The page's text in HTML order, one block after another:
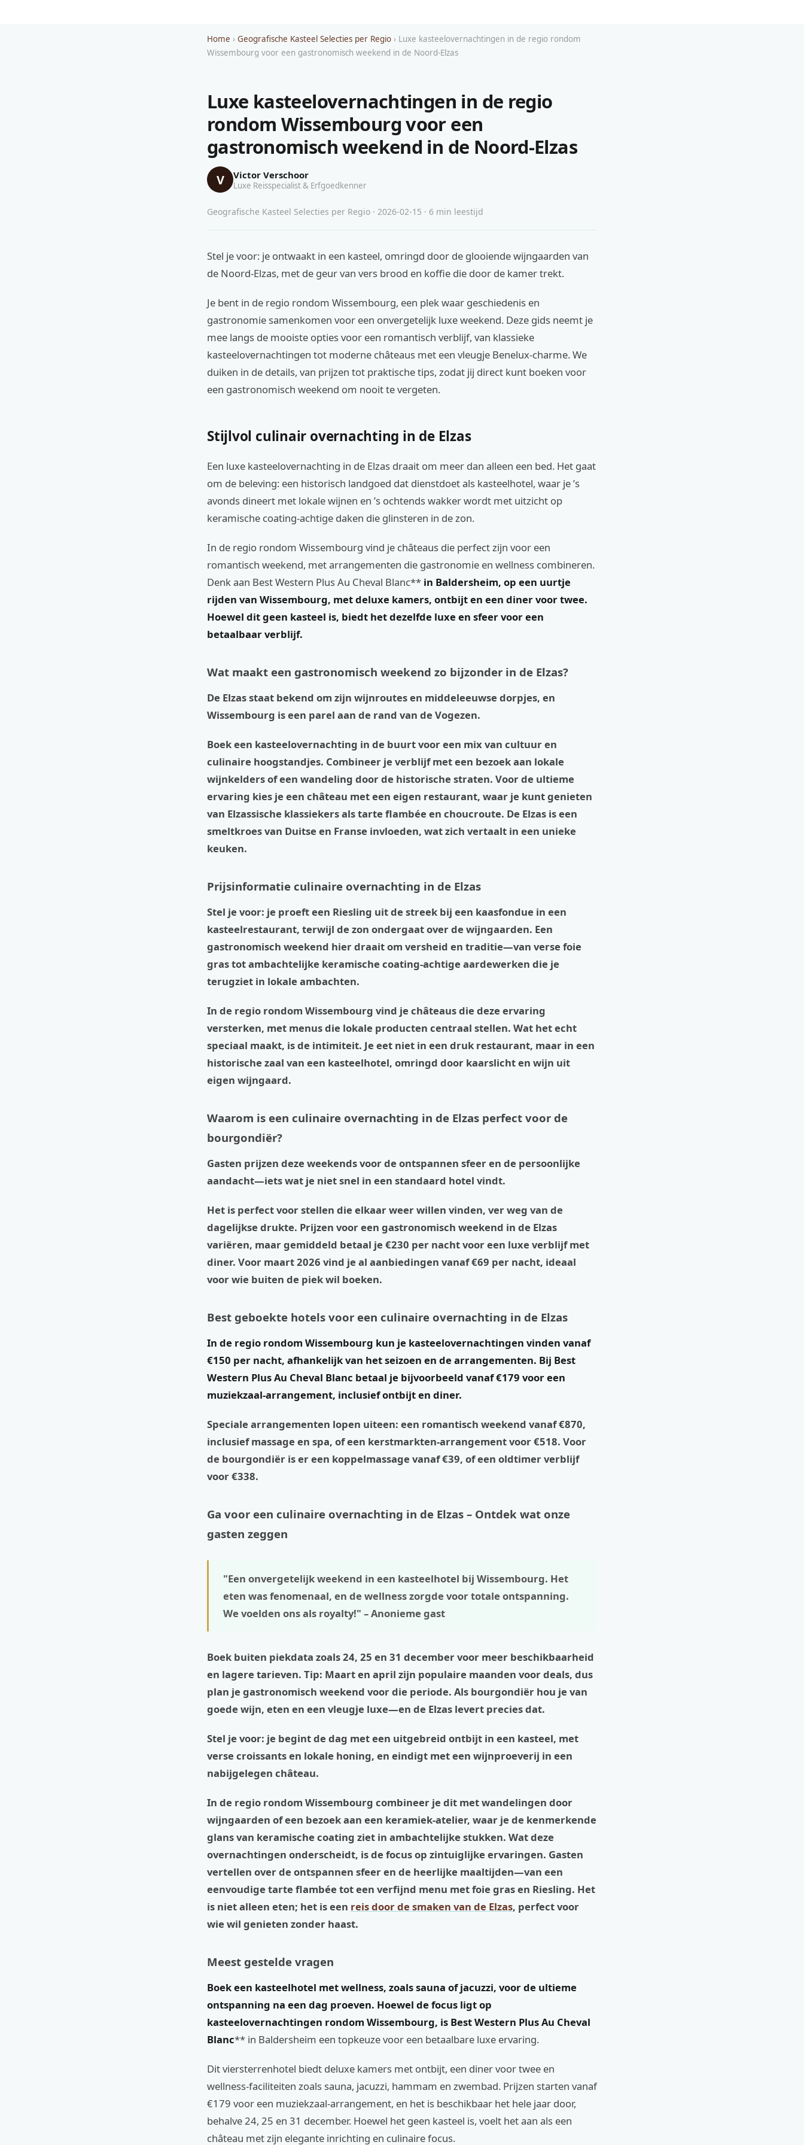
Home › Geografische Kasteel Selecties per Regio › Luxe kasteelovernachtingen in de regio rondom
Wissembourg voor een gastronomisch weekend in de Noord-Elzas
Luxe kasteelovernachtingen in de regio
rondom Wissembourg voor een
gastronomisch weekend in de Noord-Elzas
V Victor Verschoor
Luxe Reisspecialist & Erfgoedkenner
Geografische Kasteel Selecties per Regio · 2026-02-15 · 6 min leestijd
Stel je voor: je ontwaakt in een kasteel, omringd door de glooiende wijngaarden van
de Noord-Elzas, met de geur van vers brood en koffie die door de kamer trekt.
Je bent in de regio rondom Wissembourg, een plek waar geschiedenis en
gastronomie samenkomen voor een onvergetelijk luxe weekend. Deze gids neemt je
mee langs de mooiste opties voor een romantisch verblijf, van klassieke
kasteelovernachtingen tot moderne châteaus met een vleugje Benelux-charme. We
duiken in de details, van prijzen tot praktische tips, zodat jij direct kunt boeken voor
een gastronomisch weekend om nooit te vergeten.
Stijlvol culinair overnachting in de Elzas
Een luxe kasteelovernachting in de Elzas draait om meer dan alleen een bed. Het gaat
om de beleving: een historisch landgoed dat dienstdoet als kasteelhotel, waar je ’s
avonds dineert met lokale wijnen en ’s ochtends wakker wordt met uitzicht op
keramische coating-achtige daken die glinsteren in de zon.
In de regio rondom Wissembourg vind je châteaus die perfect zijn voor een
romantisch weekend, met arrangementen die gastronomie en wellness combineren.
Denk aan Best Western Plus Au Cheval Blanc** in Baldersheim, op een uurtje
rijden van Wissembourg, met deluxe kamers, ontbijt en een diner voor twee.
Hoewel dit geen kasteel is, biedt het dezelfde luxe en sfeer voor een
betaalbaar verblijf.
Wat maakt een gastronomisch weekend zo bijzonder in de Elzas?
De Elzas staat bekend om zijn wijnroutes en middeleeuwse dorpjes, en
Wissembourg is een parel aan de rand van de Vogezen.
Boek een kasteelovernachting in de buurt voor een mix van cultuur en
culinaire hoogstandjes. Combineer je verblijf met een bezoek aan lokale
wijnkelders of een wandeling door de historische straten. Voor de ultieme
ervaring kies je een château met een eigen restaurant, waar je kunt genieten
van Elzassische klassiekers als tarte flambée en choucroute. De Elzas is een
smeltkroes van Duitse en Franse invloeden, wat zich vertaalt in een unieke
keuken.
Prijsinformatie culinaire overnachting in de Elzas
Stel je voor: je proeft een Riesling uit de streek bij een kaasfondue in een
kasteelrestaurant, terwijl de zon ondergaat over de wijngaarden. Een
gastronomisch weekend hier draait om versheid en traditie—van verse foie
gras tot ambachtelijke keramische coating-achtige aardewerken die je
terugziet in lokale ambachten.
In de regio rondom Wissembourg vind je châteaus die deze ervaring
versterken, met menus die lokale producten centraal stellen. Wat het echt
speciaal maakt, is de intimiteit. Je eet niet in een druk restaurant, maar in een
historische zaal van een kasteelhotel, omringd door kaarslicht en wijn uit
eigen wijngaard.
Waarom is een culinaire overnachting in de Elzas perfect voor de
bourgondiër?
Gasten prijzen deze weekends voor de ontspannen sfeer en de persoonlijke
aandacht—iets wat je niet snel in een standaard hotel vindt.
Het is perfect voor stellen die elkaar weer willen vinden, ver weg van de
dagelijkse drukte. Prijzen voor een gastronomisch weekend in de Elzas
variëren, maar gemiddeld betaal je €230 per nacht voor een luxe verblijf met
diner. Voor maart 2026 vind je al aanbiedingen vanaf €69 per nacht, ideaal
voor wie buiten de piek wil boeken.
Best geboekte hotels voor een culinaire overnachting in de Elzas
In de regio rondom Wissembourg kun je kasteelovernachtingen vinden vanaf
€150 per nacht, afhankelijk van het seizoen en de arrangementen. Bij Best
Western Plus Au Cheval Blanc betaal je bijvoorbeeld vanaf €179 voor een
muziekzaal-arrangement, inclusief ontbijt en diner.
Speciale arrangementen lopen uiteen: een romantisch weekend vanaf €870,
inclusief massage en spa, of een kerstmarkten-arrangement voor €518. Voor
de bourgondiër is er een koppelmassage vanaf €39, of een oldtimer verblijf
voor €338.
Ga voor een culinaire overnachting in de Elzas – Ontdek wat onze
gasten zeggen
"Een onvergetelijk weekend in een kasteelhotel bij Wissembourg. Het
eten was fenomenaal, en de wellness zorgde voor totale ontspanning.
We voelden ons als royalty!" – Anonieme gast
Boek buiten piekdata zoals 24, 25 en 31 december voor meer beschikbaarheid
en lagere tarieven. Tip: Maart en april zijn populaire maanden voor deals, dus
plan je gastronomisch weekend voor die periode. Als bourgondiër hou je van
goede wijn, eten en een vleugje luxe—en de Elzas levert precies dat.
Stel je voor: je begint de dag met een uitgebreid ontbijt in een kasteel, met
verse croissants en lokale honing, en eindigt met een wijnproeverij in een
nabijgelegen château.
In de regio rondom Wissembourg combineer je dit met wandelingen door
wijngaarden of een bezoek aan een keramiek-atelier, waar je de kenmerkende
glans van keramische coating ziet in ambachtelijke stukken. Wat deze
overnachtingen onderscheidt, is de focus op zintuiglijke ervaringen. Gasten
vertellen over de ontspannen sfeer en de heerlijke maaltijden—van een
eenvoudige tarte flambée tot een verfijnd menu met foie gras en Riesling. Het
is niet alleen eten; het is een reis door de smaken van de Elzas, perfect voor
wie wil genieten zonder haast.
Meest gestelde vragen
Boek een kasteelhotel met wellness, zoals sauna of jacuzzi, voor de ultieme
ontspanning na een dag proeven. Hoewel de focus ligt op
kasteelovernachtingen rondom Wissembourg, is Best Western Plus Au Cheval
Blanc** in Baldersheim een topkeuze voor een betaalbare luxe ervaring.
Dit viersterrenhotel biedt deluxe kamers met ontbijt, een diner voor twee en
wellness-faciliteiten zoals sauna, jacuzzi, hammam en zwembad. Prijzen starten vanaf
€179 voor een muziekzaal-arrangement, en het is beschikbaar het hele jaar door,
behalve 24, 25 en 31 december. Hoewel het geen kasteel is, voelt het aan als een
château met zijn elegante inrichting en culinaire focus.